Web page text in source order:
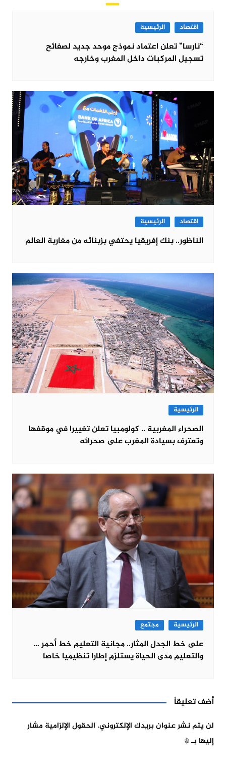
اقتصاد الرئيسية
“نارسا” تعلن اعتماد نموذج موحد جديد لصفائح
تسجيل المركبات داخل المغرب وخارجه
اقتصاد الرئيسية
الناظور.. بنك إفريقيا يحتفي بزبنائه من مغاربة العالم
الرئيسية
الصحراء المغربية .. كولومبيا تعلن تغييرا في موقفها
وتعترف بسيادة المغرب على صحرائه
الرئيسية مجتمع
على خط الجدل المثار.. مجانية التعليم خط أحمر …
والتعليم مدى الحياة يستلزم إطارا تنظيميا خاصا
أضف تعليقاً
لن يتم نشر عنوان بريدك الإلكتروني. الحقول الإلزامية مشار
إليها بـ*